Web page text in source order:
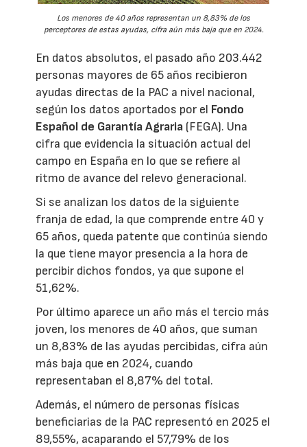
Los menores de 40 años representan un 8,83% de los
perceptores de estas ayudas, cifra aún más baja que en 2024.
En datos absolutos, el pasado año 203.442
personas mayores de 65 años recibieron
ayudas directas de la PAC a nivel nacional,
según los datos aportados por el Fondo
Español de Garantía Agraria (FEGA). Una
cifra que evidencia la situación actual del
campo en España en lo que se refiere al
ritmo de avance del relevo generacional.
Si se analizan los datos de la siguiente
franja de edad, la que comprende entre 40 y
65 años, queda patente que continúa siendo
la que tiene mayor presencia a la hora de
percibir dichos fondos, ya que supone el
51,62%.
Por último aparece un año más el tercio más
joven, los menores de 40 años, que suman
un 8,83% de las ayudas percibidas, cifra aún
más baja que en 2024, cuando
representaban el 8,87% del total.
Además, el número de personas físicas
beneficiarias de la PAC representó en 2025 el
89,55%, acaparando el 57,79% de los